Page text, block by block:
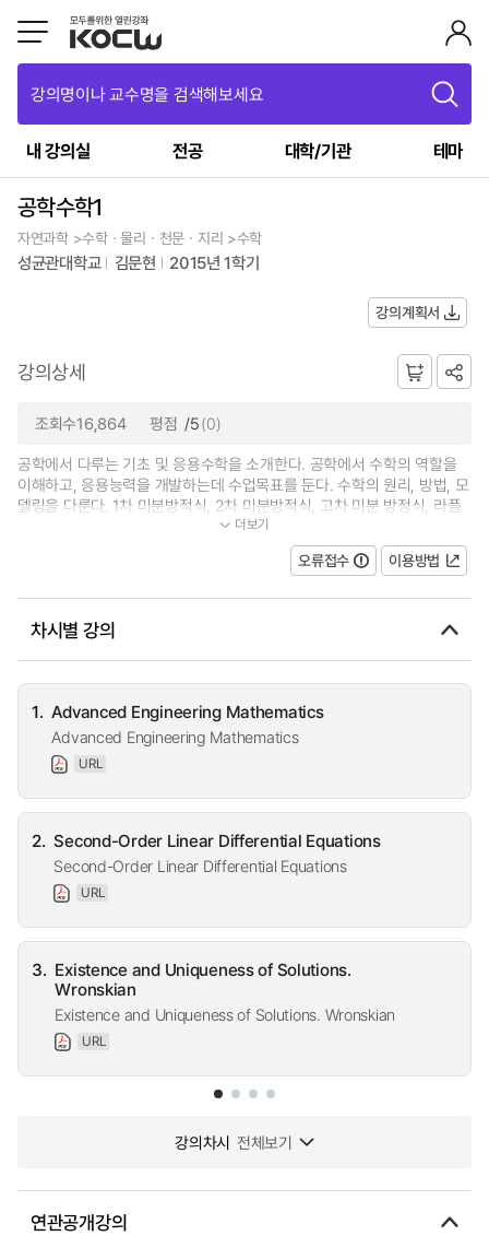
강의명이나 교수명을 검색해보세요
내 강의실 전공 대학/기관 테마
공학수학1
자연과학 >수학ㆍ물리ㆍ천문ㆍ지리 >수학
성균관대학교 김문현 2015년 1학기
강의계획서
강의상세
조회수16,864 평점 /5(0)
공학에서 다루는 기초 및 응용수학을 소개한다. 공학에서 수학의 역할을
이해하고, 응용능력을 개발하는데 수업목표를 둔다. 수학의 원리, 방법, 모
델링을 다룬다. 1차 미분방적식, 2차 미분방적식, 고차 미분 방정식, 라플
라스 변환, 벡터 미분, 적분 등을 다...더보기
오류접수 이용방법
차시별 강의
1. Advanced Engineering Mathematics
Advanced Engineering Mathematics
URL
2. Second-Order Linear Differential Equations
Second-Order Linear Differential Equations
URL
3. Existence and Uniqueness of Solutions.
Wronskian
Existence and Uniqueness of Solutions. Wronskian
URL
강의차시 전체보기
연관공개강의